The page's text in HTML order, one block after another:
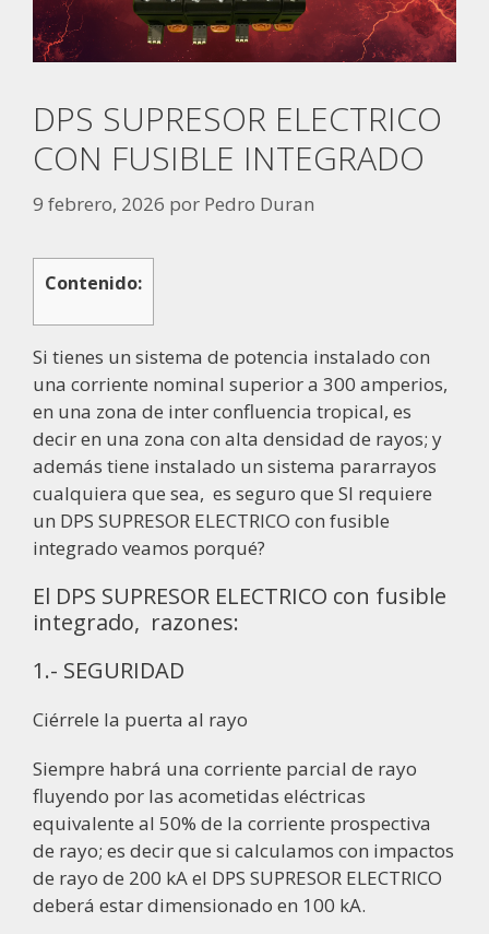
DPS SUPRESOR ELECTRICO
CON FUSIBLE INTEGRADO
9 febrero, 2026 por Pedro Duran
Contenido:
Si tienes un sistema de potencia instalado con
una corriente nominal superior a 300 amperios,
en una zona de inter confluencia tropical, es
decir en una zona con alta densidad de rayos; y
además tiene instalado un sistema pararrayos
cualquiera que sea, es seguro que SI requiere
un DPS SUPRESOR ELECTRICO con fusible
integrado veamos porqué?
El DPS SUPRESOR ELECTRICO con fusible
integrado, razones:
1.- SEGURIDAD
Ciérrele la puerta al rayo
Siempre habrá una corriente parcial de rayo
fluyendo por las acometidas eléctricas
equivalente al 50% de la corriente prospectiva
de rayo; es decir que si calculamos con impactos
de rayo de 200 kA el DPS SUPRESOR ELECTRICO
deberá estar dimensionado en 100 kA.